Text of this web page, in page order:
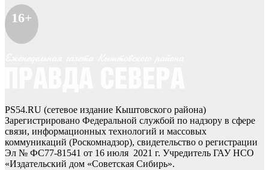
16+
PS54.RU (сетевое издание Кыштовского района)
Зарегистрировано Федеральной службой по надзору в сфере
связи, информационных технологий и массовых
коммуникаций (Роскомнадзор), свидетельство о регистрации
Эл № ФС77-81541 от 16 июля 2021 г. Учредитель ГАУ НСО
«Издательский дом «Советская Сибирь».